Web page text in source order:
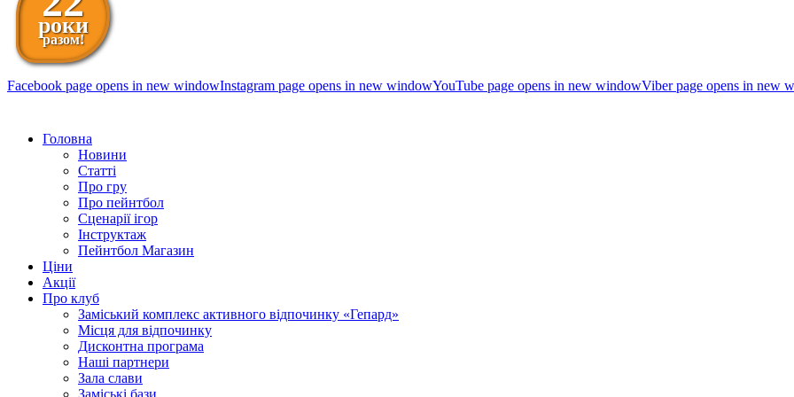
роки
разом!
Facebook page opens in new windowInstagram page opens in new windowYouTube page opens in new windowViber page opens in new
Головна
Новини
Статті
Про гру
Про пейнтбол
Сценарії ігор
Інструктаж
Пейнтбол Магазин
Ціни
Акції
Про клуб
Заміський комплекс активного відпочинку «Гепард»
Місця для відпочинку
Дисконтна програма
Наші партнери
Зала слави
Заміські бази